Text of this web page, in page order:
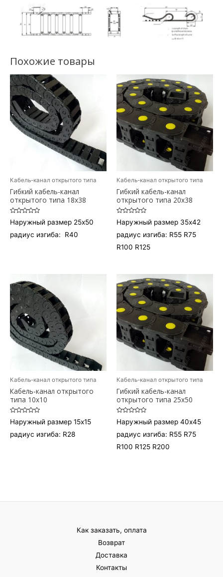
Похожие товары
Кабель-канал открытого типа
Гибкий кабель-канал
открытого типа 18х38
Оценка
0
5
Наружный размер 25х50
радиус изгиба: R40
Кабель-канал открытого типа
Гибкий кабель-канал
открытого типа 20х38
Оценка
0
5
Наружный размер 35х42
радиус изгиба: R55 R75
R100 R125
Кабель-канал открытого типа
Кабель-канал открытого
типа 10х10
Оценка
0
5
Наружный размер 15х15
радиус изгиба: R28
Кабель-канал открытого типа
Гибкий кабель-канал
открытого типа 25х50
Оценка
0
5
Наружный размер 40х45
радиус изгиба: R55 R75
R100 R125 R200
Как заказать, оплата
Возврат
Доставка
Контакты